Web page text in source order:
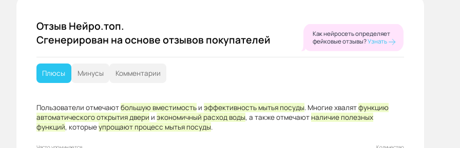
Отзыв Нейро.топ.
Сгенерирован на основе отзывов покупателей
Как нейросеть определяет
фейковые отзывы?Узнать
Плюсы Минусы Комментарии
Пользователи отмечаютбольшую вместимостьи эффективность мытья посуды. Многие хвалятфункцию
автоматического открытия двери и экономичный расход воды, а также отмечают наличие полезных
функций, которыеупрощают процесс мытья посуды.